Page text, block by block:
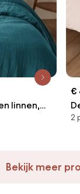
linnen,
€
2
Bekijk meer